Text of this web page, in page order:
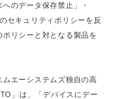
のデータ保存禁止」・
セキュリティポリシーを反
リシーと対となる製品を
エーシステムズ独自の高
」は、「デバイスにデー